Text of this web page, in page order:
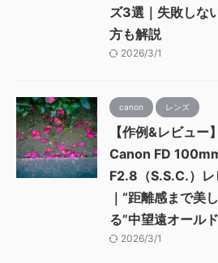
ズ3選｜失敗しな
方も解説
2026/3/1
canon レンズ
【作例&レビュー】
Canon FD
F2.8（S.S.C.）レ
｜“距離感まで美
る”中望遠オール
2026/3/1